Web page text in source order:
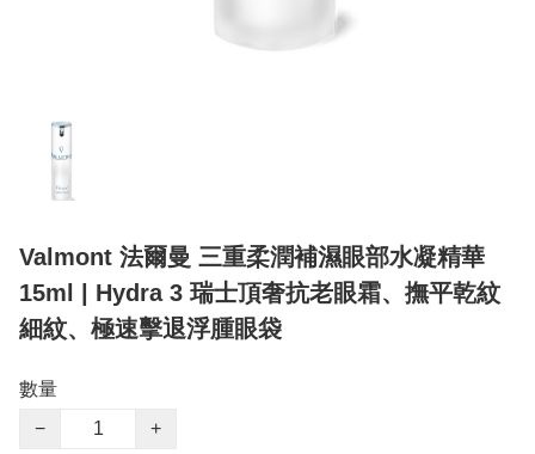
Valmont 法爾曼 三重柔潤補濕眼部水凝精華
15ml | Hydra 3 瑞士頂奢抗老眼霜、撫平乾紋
細紋、極速擊退浮腫眼袋
數量
−
+